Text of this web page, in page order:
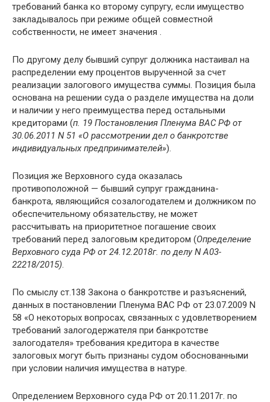
требований банка ко второму супругу, если имущество
закладывалось при режиме общей совместной
собственности, не имеет значения .
По другому делу бывший супруг должника настаивал на
распределении ему процентов вырученной за счет
реализации залогового имущества суммы. Позиция была
основана на решении суда о разделе имущества на доли
и наличии у него преимущества перед остальными
кредиторами (п. 19 Постановления Пленума ВАС РФ от
30.06.2011 N 51 «О рассмотрении дел о банкротстве
индивидуальных предпринимателей»).
Позиция же Верховного суда оказалась
противоположной — бывший супруг гражданина-
банкрота, являющийся созалогодателем и должником по
обеспечительному обязательству, не может
рассчитывать на приоритетное погашение своих
требований перед залоговым кредитором (Определение
Верховного суда РФ от 24.12.2018г. по делу N А03-
22218/2015).
По смыслу ст.138 Закона о банкротстве и разъяснений,
данных в постановлении Пленума ВАС РФ от 23.07.2009 N
58 «О некоторых вопросах, связанных с удовлетворением
требований залогодержателя при банкротстве
залогодателя» требования кредитора в качестве
залоговых могут быть признаны судом обоснованными
при условии наличия имущества в натуре.
Определением Верховного суда РФ от 20.11.2017г. по